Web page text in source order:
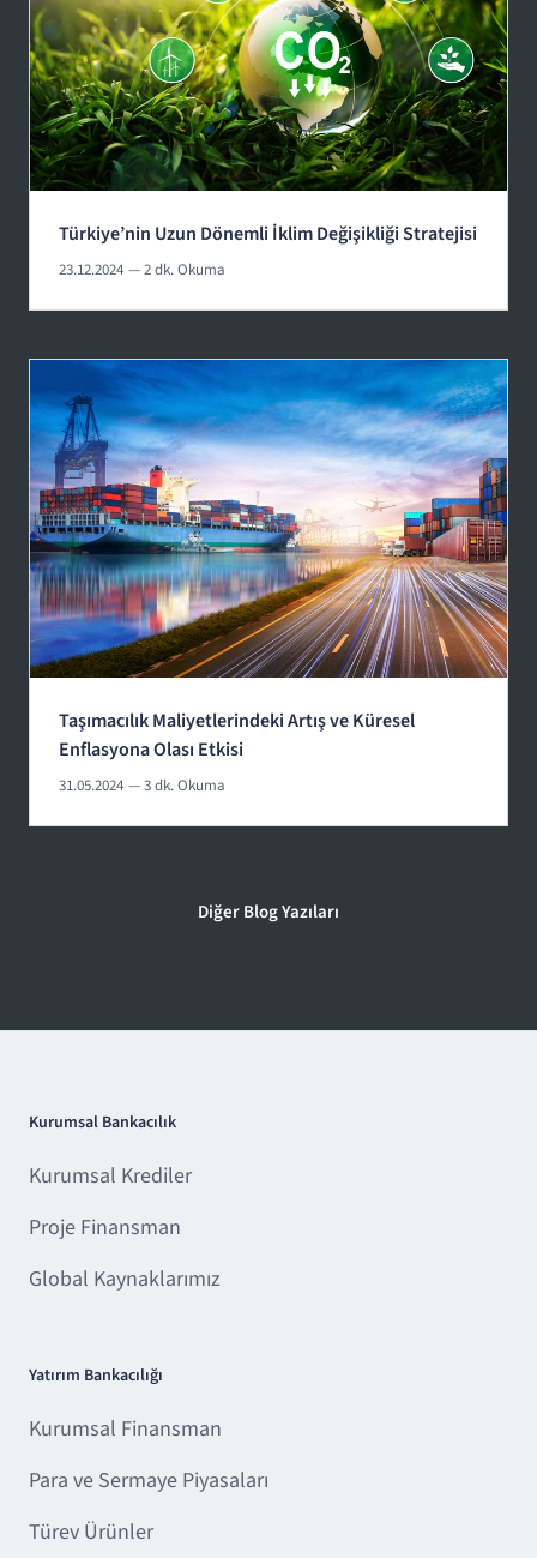
Türkiye’nin Uzun Dönemli İklim Değişikliği Stratejisi
23.12.2024 — 2 dk. Okuma
Taşımacılık Maliyetlerindeki Artış ve Küresel
Enflasyona Olası Etkisi
31.05.2024 — 3 dk. Okuma
Diğer Blog Yazıları
Kurumsal Bankacılık
Kurumsal Krediler
Proje Finansman
Global Kaynaklarımız
Yatırım Bankacılığı
Kurumsal Finansman
Para ve Sermaye Piyasaları
Türev Ürünler